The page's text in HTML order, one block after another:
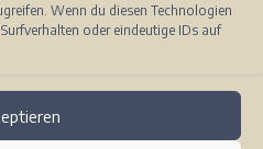
Wenn du diesen Technologien
oder eindeutige IDs auf